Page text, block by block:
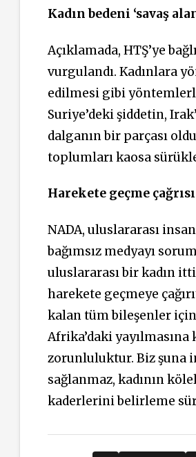
Kadın bedeni ‘savaş
Açıklamada, HTŞ’ye
vurgulandı. Kadınlara
edilmesi gibi
Suriye’deki şiddetin,
dalganın bir parçası
toplumları kaosa
Harekete geçme çağrısı
NADA, uluslararası
bağımsız medyayı
uluslararası bir kadın
harekete geçmeye
kalan tüm bileşenler için
Afrika’daki
zorunluluktur. Biz şuna
sağlanmaz, kadının
kaderlerini belirleme